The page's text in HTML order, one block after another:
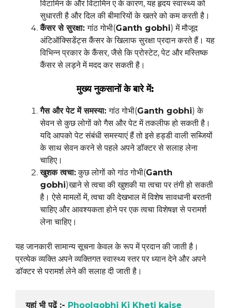
विटामिन के और विटामिन ए के कारण, यह हृदय स्वास्थ्य को
सुधारती है और दिल की बीमारियों के खतरे को कम करती है।
कैंसर से सुरक्षा:गांठ गोभी(Ganth gobhi) में मौजूद
अंटिऑक्सिडेंट्स कैंसर के खिलाफ सुरक्षा प्रदान करते हैं। यह
विभिन्न प्रकार के कैंसर, जैसे कि प्रोस्टेट, पेट और मस्तिष्क
कैंसर से लड़ने में मदद कर सकती है।
मुख्य नुकसानों के बारे में:
गैस और पेट में समस्या:गांठ गोभी(Ganth gobhi) के
सेवन से कुछ लोगों को गैस और पेट में तकलीफ हो सकती है।
यदि आपको पेट संबंधी समस्याएं हैं तो इसे हड्डी वाली सब्जियों
के साथ सेवन करने से पहले अपने डॉक्टर से सलाह लेना
चाहिए।
खुशक त्वचा:कुछ लोगों को गांठ गोभी(Ganth
gobhi)खाने से त्वचा की खुशकी या त्वचा पर तंगी हो सकती
है। ऐसे मामलों में, त्वचा की देखभाल में विशेष सावधानी बरतनी
चाहिए और आवश्यकता होने पर एक त्वचा विशेषज्ञ से परामर्श
लेना चाहिए।
यह जानकारी सामान्य सूचना केवल के रूप में प्रदान की जाती है।
प्रत्येक व्यक्ति अपने व्यक्तिगत स्वास्थ्य स्तर पर ध्यान देने और अपने
डॉक्टर से परामर्श लेने की सलाह दी जाती है।
यहां भी पढ़ें :- Phoolgobhi Ki Kheti kaise